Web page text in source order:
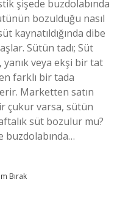
şişede buzdolabında
bozulduğu nasıl
kaynatıldığında dibe
Sütün tadı; Süt
yanık veya ekşi bir tat
farklı bir tada
Marketten satın
çukur varsa, sütün
süt bozulur mu?
buzdolabında…
Bırak